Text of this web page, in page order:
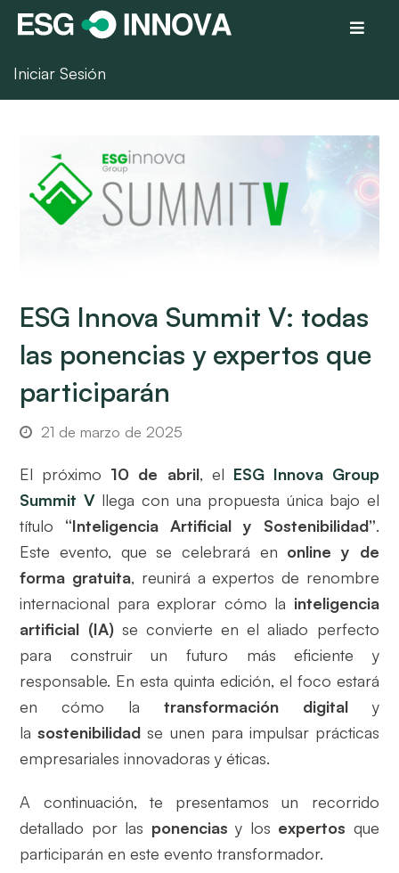
Iniciar Sesión
ESG Innova Summit V: todas
las ponencias y expertos que
participarán
21 de marzo de 2025
El próximo 10 de abril, el ESG Innova Group
Summit Vllega con una propuesta única bajo el
título “Inteligencia Artificial y Sostenibilidad”.
Este evento, que se celebrará en online y de
forma gratuita, reunirá a expertos de renombre
internacional para explorar cómo la inteligencia
artificial (IA)se convierte en el aliado perfecto
para construir un futuro más eficiente y
responsable. En esta quinta edición, el foco estará
en cómo la transformación digitaly
lasostenibilidad se unen para impulsar prácticas
empresariales innovadoras y éticas.
A continuación, te presentamos un recorrido
detallado por las ponencias y los expertos que
participarán en este evento transformador.